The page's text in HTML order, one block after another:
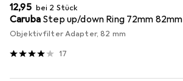
EUR
12,95 bei 2 Stück
Caruba Step up/down Ring 72mm 82mm
Objektivfilter Adapter, 82 mm
17